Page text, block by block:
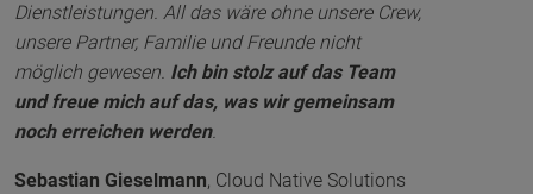
Dienstleistungen. All das wäre ohne unsere Crew,
unsere Partner, Familie und Freunde nicht
möglich gewesen. Ich bin stolz auf das Team
und freue mich auf das, was wir gemeinsam
noch erreichen werden.
Sebastian Gieselmann, Cloud Native Solutions